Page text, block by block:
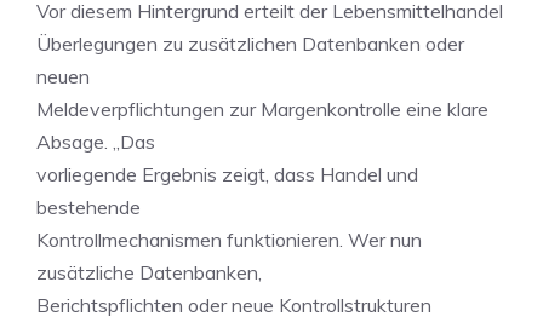
Vor diesem Hintergrund erteilt der Lebensmittelhandel
Überlegungen zu zusätzlichen Datenbanken oder
neuen
Meldeverpflichtungen zur Margenkontrolle eine klare
Absage. „Das
vorliegende Ergebnis zeigt, dass Handel und
bestehende
Kontrollmechanismen funktionieren. Wer nun
zusätzliche Datenbanken,
Berichtspflichten oder neue Kontrollstrukturen